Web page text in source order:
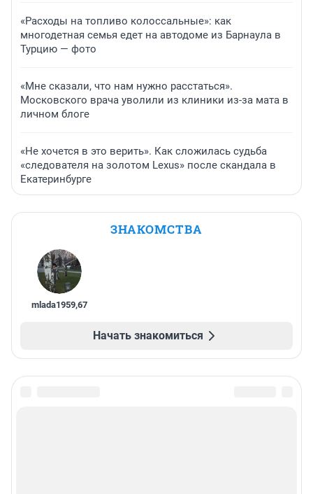
«Расходы на топливо колоссальные»: как
многодетная семья едет на автодоме из Барнаула в
Турцию — фото
«Мне сказали, что нам нужно расстаться».
Московского врача уволили из клиники из-за мата в
личном блоге
«Не хочется в это верить». Как сложилась судьба
«следователя на золотом Lexus» после скандала в
Екатеринбурге
ЗНАКОМСТВА
mlada1959,67
Начать знакомиться